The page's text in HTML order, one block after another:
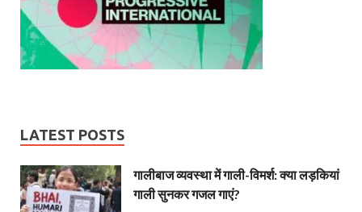
LATEST POSTS
गालीबाज व्‍यवस्‍था में गाली-विमर्श: क्या लड़कियां
गाली सुनकर गजल गाएं?